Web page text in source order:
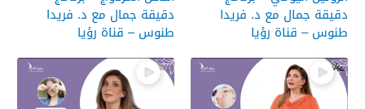
دقيقة جمال مع د. فريدا
طنوس – قناة رؤيا
دقيقة جمال مع د. فريدا
طنوس – قناة رؤيا